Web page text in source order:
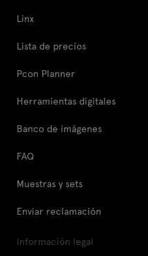
Linx
Lista de precios
Pcon Planner
Herramientas digitales
Banco de imágenes
FAQ
Muestras y sets
Enviar reclamación
Información legal